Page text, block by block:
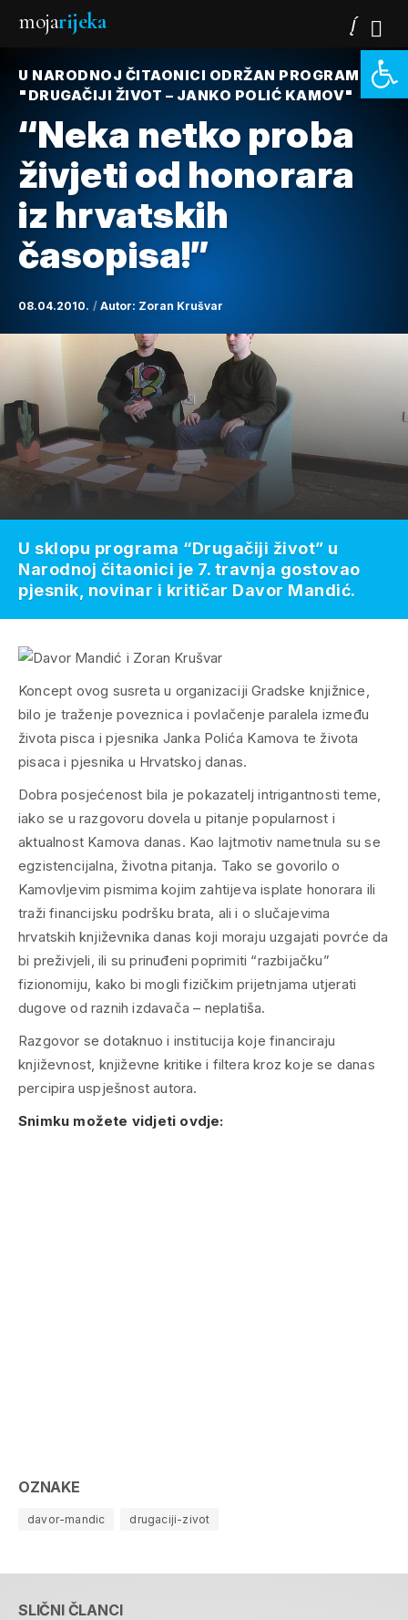
mojarijeka
U NARODNOJ ČITAONICI ODRŽAN PROGRAM
"DRUGAČIJI ŽIVOT – JANKO POLIĆ KAMOV"
“Neka netko proba
živjeti od honorara
iz hrvatskih
časopisa!”
08.04.2010. Autor: Zoran Krušvar
Koncept ovog susreta u organizaciji Gradske knjižnice,
bilo je traženje poveznica i povlačenje paralela između
života pisca i pjesnika Janka Polića Kamova te života
pisaca i pjesnika u Hrvatskoj danas.
Dobra posjećenost bila je pokazatelj intrigantnosti teme,
iako se u razgovoru dovela u pitanje popularnost i
aktualnost Kamova danas. Kao lajtmotiv nametnula su se
egzistencijalna, životna pitanja. Tako se govorilo o
Kamovljevim pismima kojim zahtijeva isplate honorara ili
traži financijsku podršku brata, ali i o slučajevima
hrvatskih književnika danas koji moraju uzgajati povrće da
bi preživjeli, ili su prinuđeni poprimiti “razbijačku”
fizionomiju, kako bi mogli fizičkim prijetnjama utjerati
dugove od raznih izdavača – neplatiša.
Razgovor se dotaknuo i institucija koje financiraju
književnost, književne kritike i filtera kroz koje se danas
percipira uspješnost autora.
Snimku možete vidjeti ovdje:
OZNAKE
davor-mandic drugaciji-zivot
U sklopu programa “Drugačiji život” u
Narodnoj čitaonici je 7. travnja gostovao
pjesnik, novinar i kritičar Davor Mandić.
SLIČNI ČLANCI